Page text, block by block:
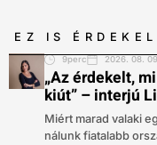
EZ IS
9perc 2026. 08.
„Az érdekelt,
kiút” – interjú
Miért marad valaki
nálunk fiatalabb